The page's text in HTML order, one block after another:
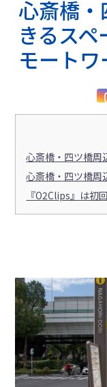
心斎橋
きるス
モートワ
心斎橋・四ツ橋周
心斎橋・四ツ橋周
『O2Clips』は初